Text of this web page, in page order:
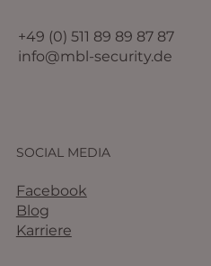
+49 (0) 511 89 89 87 87
info@mbl-security.de
SOCIAL MEDIA
Facebook
Blog
Karriere